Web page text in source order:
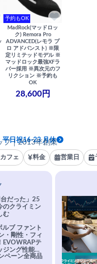
予約もOK
MadRock(マッドロッ
ク) Remora Pro
ADVANCED(レモラ プ
ロ アドバンスト) ※限
定リミテッドモデル ※
マッドロック最強XFラ
バー採用 ※異次元のフ
リクション ※予約も
OK
28,600円
プ｜2013年創業
平日祝16-23 月休
カフェ 料金 営業日
台だった」25
のクライミン
む
ブ ファント
・剛性・フィ
EVOWRAPテ
ジング性能を
74はTRAX
ペーン全商品